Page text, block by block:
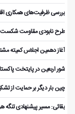
بررسی ظرفیت‌های همکاری
طرح نابودی مقاومت شکست
آغاز دهمین اجلاس کمیته
شور اربعین در پایتخت
چین بار دیگر بر حمایت از
بقائی: مسیر پیشنهادی تنگه